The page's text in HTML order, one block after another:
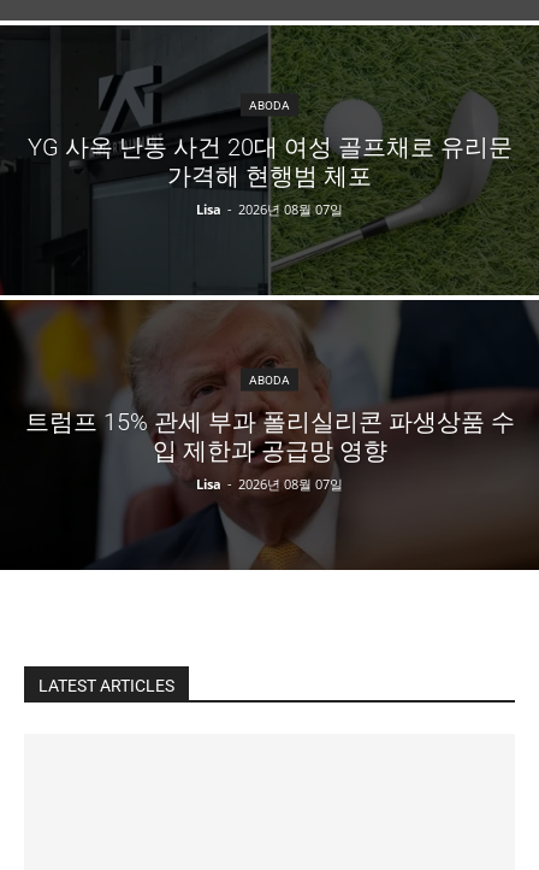
ABODA
YG 사옥 난동 사건 20대 여성 골프채로 유리문
가격해 현행범 체포
Lisa - 2026년 08월 07일
ABODA
트럼프 15% 관세 부과 폴리실리콘 파생상품 수
입 제한과 공급망 영향
Lisa - 2026년 08월 07일
LATEST ARTICLES